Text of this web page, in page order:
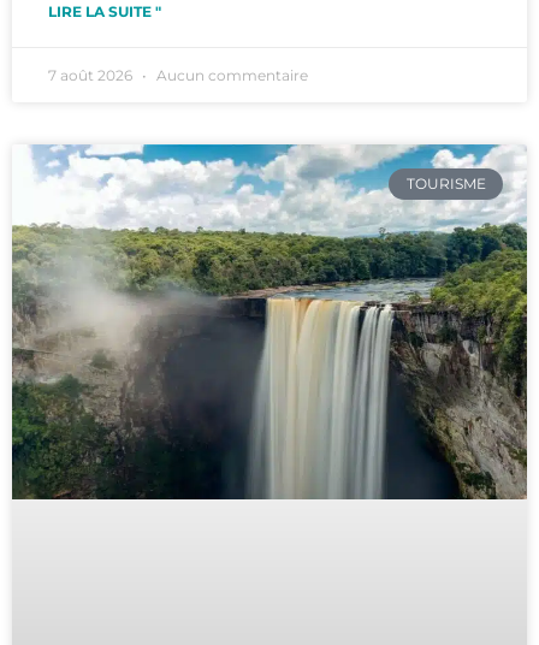
LIRE LA SUITE "
7 août 2026 Aucun commentaire
TOURISME